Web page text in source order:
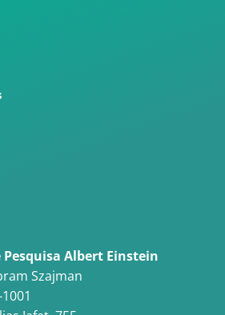
Pesquisa Albert Einstein
Szajman